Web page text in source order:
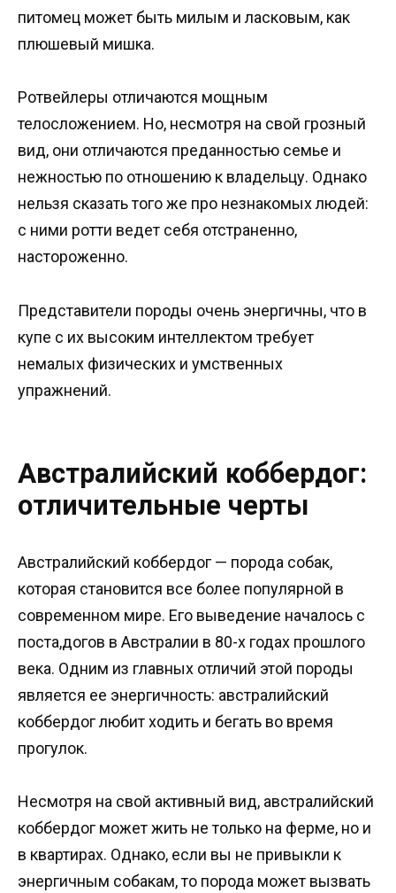
питомец может быть милым и ласковым, как
плюшевый мишка.
Ротвейлеры отличаются мощным
телосложением. Но, несмотря на свой грозный
вид, они отличаются преданностью семье и
нежностью по отношению к владельцу. Однако
нельзя сказать того же про незнакомых людей:
с ними ротти ведет себя отстраненно,
настороженно.
Представители породы очень энергичны, что в
купе с их высоким интеллектом требует
немалых физических и умственных
упражнений.
Австралийский коббердог:
отличительные черты
Австралийский коббердог — порода собак,
которая становится все более популярной в
современном мире. Его выведение началось с
поста,догов в Австралии в 80-х годах прошлого
века. Одним из главных отличий этой породы
является ее энергичность: австралийский
коббердог любит ходить и бегать во время
прогулок.
Несмотря на свой активный вид, австралийский
коббердог может жить не только на ферме, но и
в квартирах. Однако, если вы не привыкли к
энергичным собакам, то порода может вызвать